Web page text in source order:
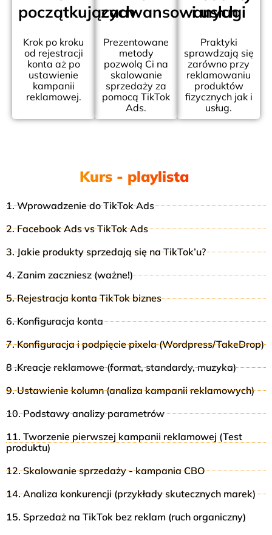
początkujących
Krok po kroku
od rejestracji
konta aż po
ustawienie
kampanii
reklamowej.
zaawansowanych
Prezentowane
metody
pozwolą Ci na
skalowanie
sprzedaży za
pomocą TikTok
Ads.
i usługi
Praktyki
sprawdzają się
zarówno przy
reklamowaniu
produktów
fizycznych jak i
usług.
Kurs - playlista
1. Wprowadzenie do TikTok Ads
2. Facebook Ads vs TikTok Ads
3. Jakie produkty sprzedają się na TikTok’u?
4. Zanim zaczniesz (ważne!)
5. Rejestracja konta TikTok biznes
6. Konfiguracja konta
7. Konfiguracja i podpięcie pixela (Wordpress/TakeDrop)
8 .Kreacje reklamowe (format, standardy, muzyka)
9. Ustawienie kolumn (analiza kampanii reklamowych)
10. Podstawy analizy parametrów
11. Tworzenie pierwszej kampanii reklamowej (Test
produktu)
12. Skalowanie sprzedaży - kampania CBO
14. Analiza konkurencji (przykłady skutecznych marek)
15. Sprzedaż na TikTok bez reklam (ruch organiczny)